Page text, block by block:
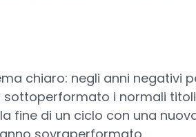
chiaro: negli anni negativi
i normali titoli
fine di un ciclo con una